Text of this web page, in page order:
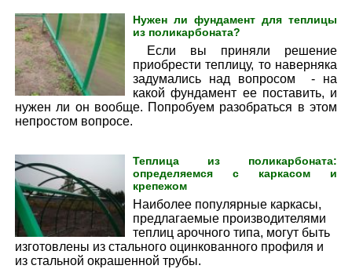
Нужен ли фундамент для теплицы
из поликарбоната?
Если вы приняли решение
приобрести теплицу, то наверняка
задумались над вопросом
- на
какой фундамент ее поставить, и
нужен ли он вообще. Попробуем разобраться в этом
непростом вопросе.
Теплица из поликарбоната:
определяемся с каркасом и
крепежом
Наиболее популярные каркасы,
предлагаемые производителями
теплиц арочного типа, могут быть
изготовлены из стального оцинкованного профиля и
из стальной окрашенной трубы.